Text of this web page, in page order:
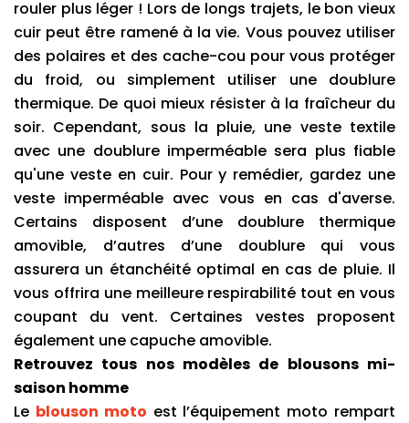
rouler plus léger ! Lors de longs trajets, le bon vieux
cuir peut être ramené à la vie. Vous pouvez utiliser
des polaires et des cache-cou pour vous protéger
du froid, ou simplement utiliser une doublure
thermique. De quoi mieux résister à la fraîcheur du
soir. Cependant, sous la pluie, une veste textile
avec une doublure imperméable sera plus fiable
qu'une veste en cuir. Pour y remédier, gardez une
veste imperméable avec vous en cas d'averse.
Certains disposent d’une doublure thermique
amovible, d’autres d’une doublure qui vous
assurera un étanchéité optimal en cas de pluie. Il
vous offrira une meilleure respirabilité tout en vous
coupant du vent. Certaines vestes proposent
également une capuche amovible.
Retrouvez tous nos modèles de blousons mi-
saison homme
Le blouson moto est l’équipement moto rempart